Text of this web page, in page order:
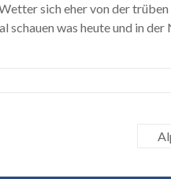
sich eher von der
schauen was heute und in der